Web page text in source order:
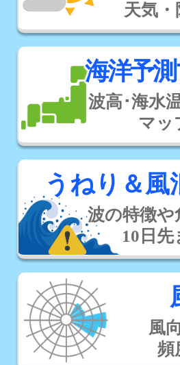
天気・
海洋予
波高･海水
マッ
うねり＆風
波の特徴や
10日
風
頻